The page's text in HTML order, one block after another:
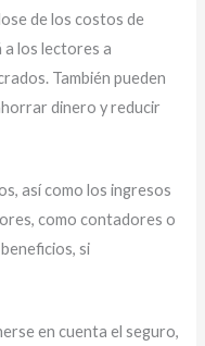
de los costos de
a los lectores a
También pueden
dinero y reducir
así como los ingresos
como contadores o
si
en cuenta el seguro,